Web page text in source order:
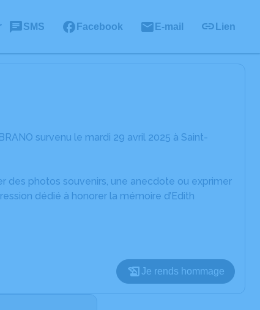
SMS Facebook E-mail Lien
survenu le mardi 29 avril 2025 à Saint-
des photos souvenirs, une anecdote ou exprimer
dédié à honorer la mémoire d’Edith
Je rends hommage